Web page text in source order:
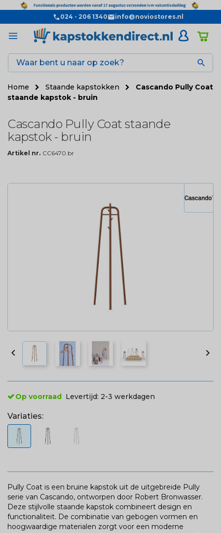
024 - 206 1340 info@noviostores.nl

Home Staande kapstokken
Cascando Pully Coat
staande kapstok - bruin
Cascando Pully Coat staande
kapstok - bruin
Artikel nr. CC6470.br
 
Op voorraad Levertijd: 2-3 werkdagen
Variaties:
Pully Coat is een bruine kapstok uit de uitgebreide Pully
serie van Cascando, ontworpen door Robert Bronwasser.
Deze stijlvolle staande kapstok combineert design en
functionaliteit. De combinatie van gebogen vormen en
hoogwaardige materialen zorgt voor een moderne